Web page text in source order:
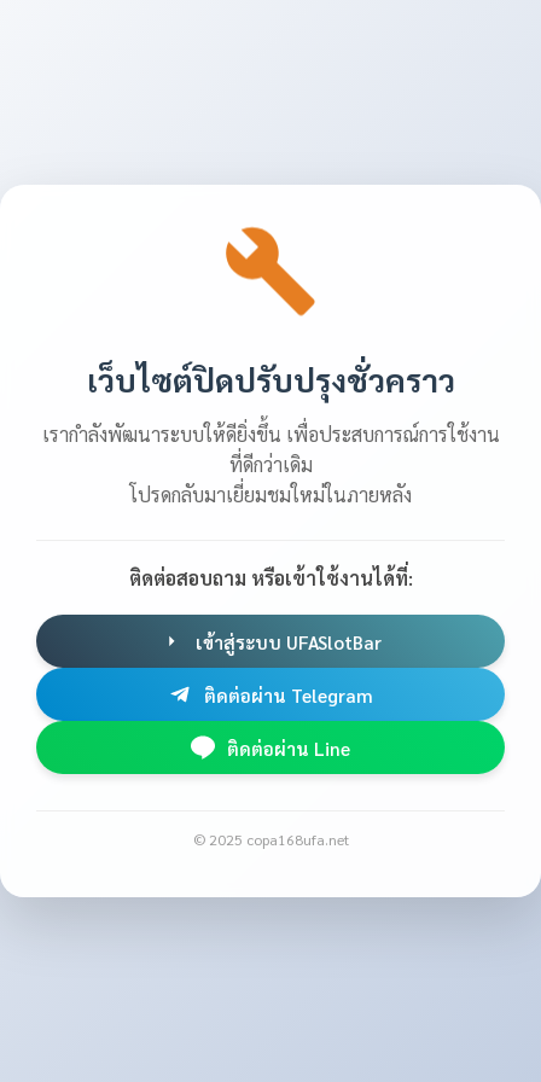
เว็บไซต์ปิดปรับปรุงชั่วคราว
เรากำลังพัฒนาระบบให้ดียิ่งขึ้น เพื่อประสบการณ์การใช้งาน
ที่ดีกว่าเดิม
โปรดกลับมาเยี่ยมชมใหม่ในภายหลัง
ติดต่อสอบถาม หรือเข้าใช้งานได้ที่:
เข้าสู่ระบบ UFASlotBar
ติดต่อผ่าน Telegram
ติดต่อผ่าน Line
© 2025 copa168ufa.net